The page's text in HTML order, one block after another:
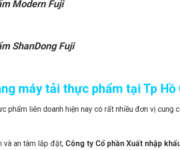
Modern Fuji
ShanDong Fuji
máy tải thực phẩm tại Tp Hồ
phẩm liên doanh hiện nay có rất nhiều đơn vị cung
an tâm lắp đặt, Công ty Cổ phần Xuất nhập